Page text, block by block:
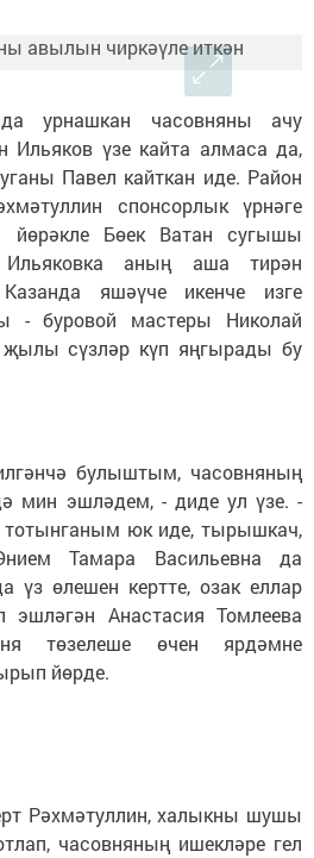
урнашкан часовняны ачу
Ильяков үзе кайта алмаса да,
Павел кайткан иде. Район
спонсорлык үрнәге
йөрәкле Бөек Ватан сугышы
Ильяковка аның аша тирән
яшәүче икенче изге
- буровой мастеры Николай
сүзләр күп яңгырады бу
булыштым, часовняның
мин эшләдем, - диде ул үзе. -
юк иде, тырышкач,
Тамара Васильевна да
үз өлешен кертте, озак еллар
Анастасия Томлеева
төзелеше өчен ярдәмне
йөрде.
Рәхмәтуллин, халыкны шушы
часовняның ишек­ләре гел